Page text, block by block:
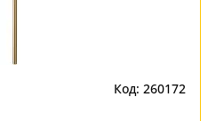
Код: 260172